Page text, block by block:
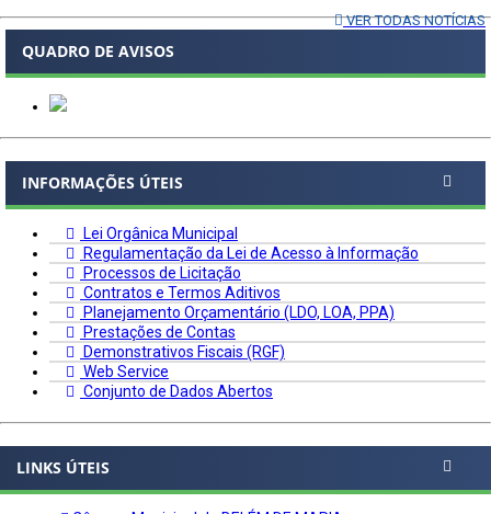
VER TODAS NOTÍCIAS
QUADRO DE AVISOS
INFORMAÇÕES ÚTEIS
Lei Orgânica Municipal
Regulamentação da Lei de Acesso à Informação
Processos de Licitação
Contratos e Termos Aditivos
Planejamento Orçamentário (LDO, LOA, PPA)
Prestações de Contas
Demonstrativos Fiscais (RGF)
Web Service
Conjunto de Dados Abertos
LINKS ÚTEIS